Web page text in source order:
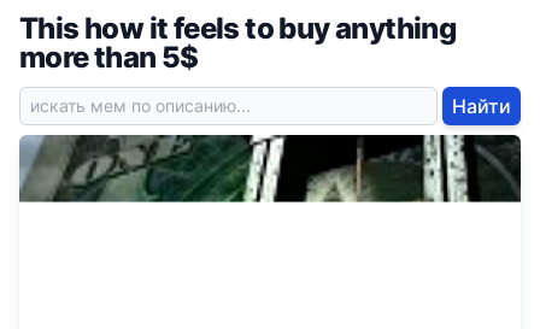
This how it feels to buy anything
more than 5$
Найти